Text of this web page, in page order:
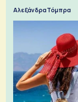
Αλεξάνδρα Τόμπρα